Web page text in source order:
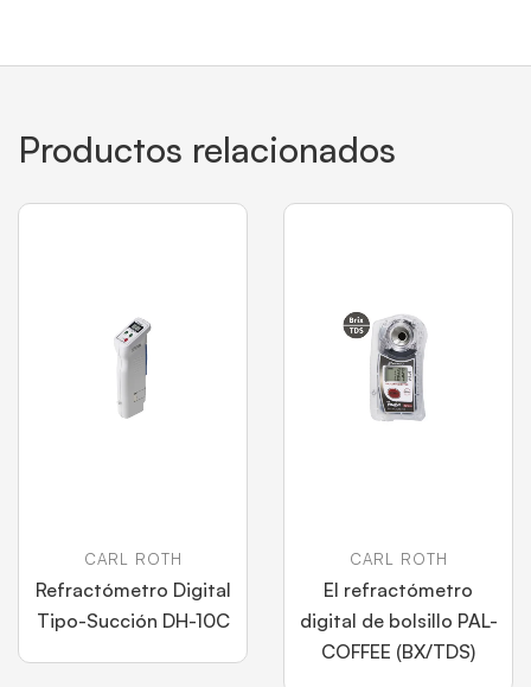
Productos relacionados
CARL ROTH
Refractómetro Digital
Tipo-Succión DH-10C
CARL ROTH
El refractómetro
digital de bolsillo PAL-
COFFEE (BX/TDS)